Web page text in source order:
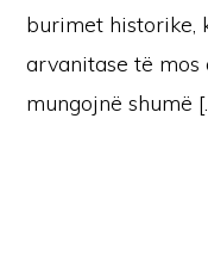
burimet historike,
arvanitase të mos
mungojnë shumë